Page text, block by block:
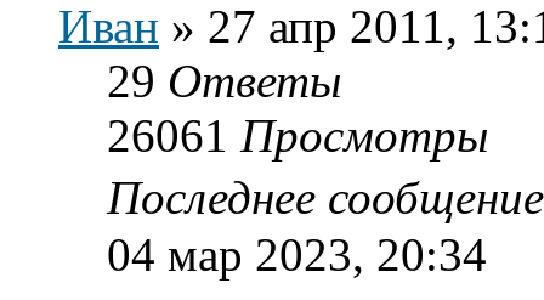
Иван » 27 апр 2011,
29 Ответы
26061 Просмотры
Последнее
04 мар 2023, 20:34